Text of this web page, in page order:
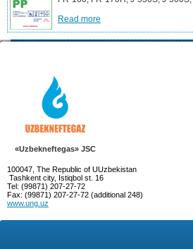
Read more
«Uzbekneftegas» JSC
100047, The Republic of UUzbekistan
Tashkent city, Istiqbol st. 16
Tel: (99871) 207-27-72
Fax: (99871) 207-27-72 (additional 248)
www.ung.uz